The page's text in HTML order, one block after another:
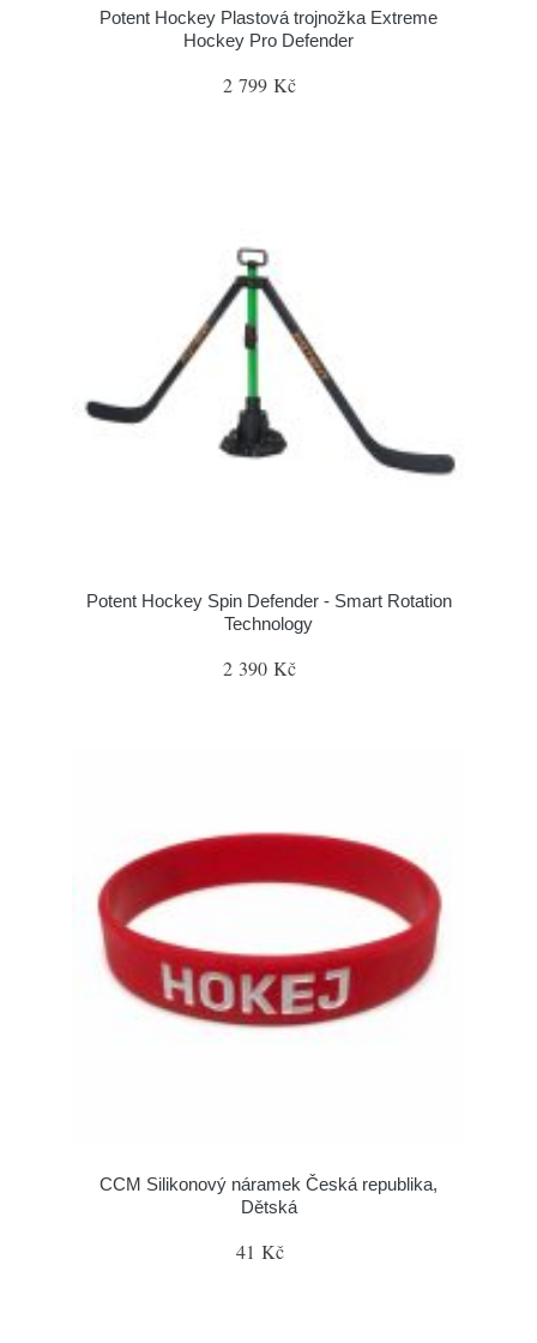
Potent Hockey Plastová trojnožka Extreme
Hockey Pro Defender
2 799 Kč
Potent Hockey Spin Defender - Smart Rotation
Technology
2 390 Kč
CCM Silikonový náramek Česká republika,
Dětská
41 Kč